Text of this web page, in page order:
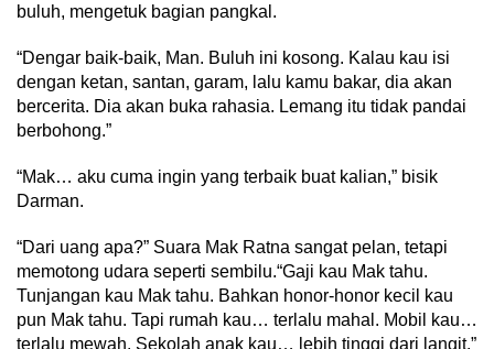
buluh, mengetuk bagian pangkal.
“Dengar baik-baik, Man. Buluh ini kosong. Kalau kau isi
dengan ketan, santan, garam, lalu kamu bakar, dia akan
bercerita. Dia akan buka rahasia. Lemang itu tidak pandai
berbohong.”
“Mak… aku cuma ingin yang terbaik buat kalian,” bisik
Darman.
“Dari uang apa?” Suara Mak Ratna sangat pelan, tetapi
memotong udara seperti sembilu.“Gaji kau Mak tahu.
Tunjangan kau Mak tahu. Bahkan honor-honor kecil kau
pun Mak tahu. Tapi rumah kau… terlalu mahal. Mobil kau…
terlalu mewah. Sekolah anak kau… lebih tinggi dari langit.”